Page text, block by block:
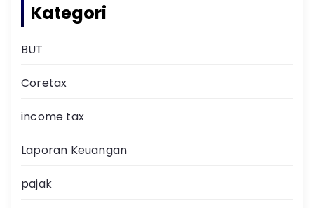
Kategori
BUT
Coretax
income tax
Laporan Keuangan
pajak